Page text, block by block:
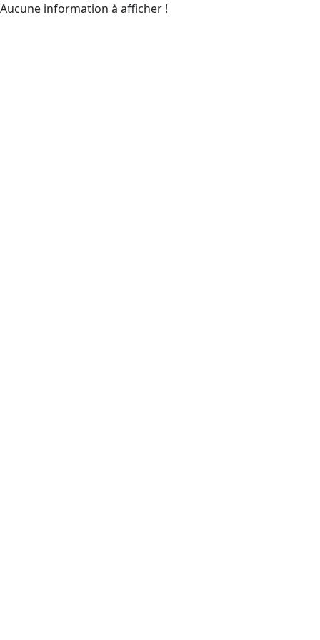
Aucune information à afficher !